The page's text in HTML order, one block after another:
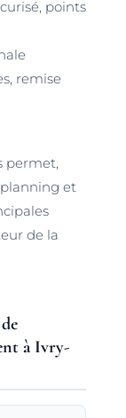
points
remise
permet,
et
de la
à Ivry-